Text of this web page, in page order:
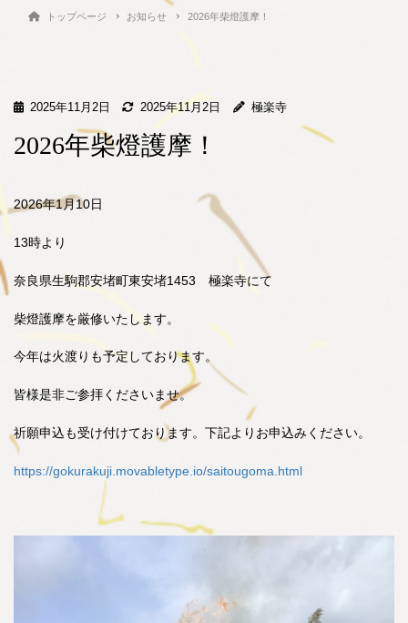
トップページ お知らせ 2026年柴燈護摩！
2025年11月2日 2025年11月2日 極楽寺
2026年柴燈護摩！
2026年1月10日
13時より
奈良県生駒郡安堵町東安堵1453 極楽寺にて
柴燈護摩を厳修いたします。
今年は火渡りも予定しております。
皆様是非ご参拝くださいませ。
祈願申込も受け付けております。下記よりお申込みください。
https://gokurakuji.movabletype.io/saitougoma.html